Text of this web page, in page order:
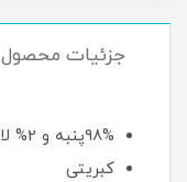
جزئیات محصول
98%پنبه و 2% لاکرا
کبریتی